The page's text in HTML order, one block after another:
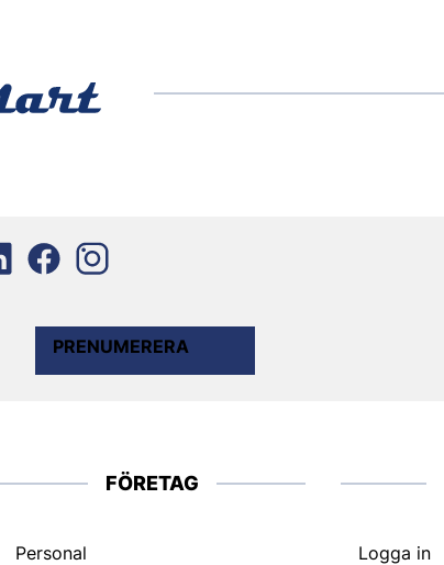
PRENUMERERA
FÖRETAG
Personal Logga in